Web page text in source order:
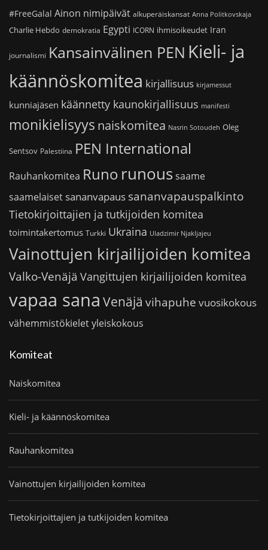
#FreeGalal Ainon nimipäivät alkuperäiskansat Anna Politkovskaja
Charlie Hebdo demokratia Egypti ICORN ihmisoikeudet Iran
journalismi Kansainvälinen PEN Kieli- ja
käännöskomitea kirjallisuus kirjamessut
kunniajäsen käännetty kaunokirjallisuus manifesti
monikielisyys naiskomitea Nasrin Sotoudeh Oleg
Sentsov Palestiina PEN International
Rauhankomitea Runo runoussaame
saamelaiset sananvapaus sananvapauspalkinto
Tietokirjoittajien ja tutkijoiden komitea
toimintakertomus Turkki Ukraina Uladzimir Njakljajeu
Vainottujen kirjailijoiden komitea
Valko-Venäjä Vangittujen kirjailijoiden komitea
vapaa sana Venäjä vihapuhe vuosikokous
vähemmistökieletyleiskokous
Komiteat
Naiskomitea
Kieli- ja käännöskomitea
Rauhankomitea
Vainottujen kirjailijoiden komitea
Tietokirjoittajien ja tutkijoiden komitea